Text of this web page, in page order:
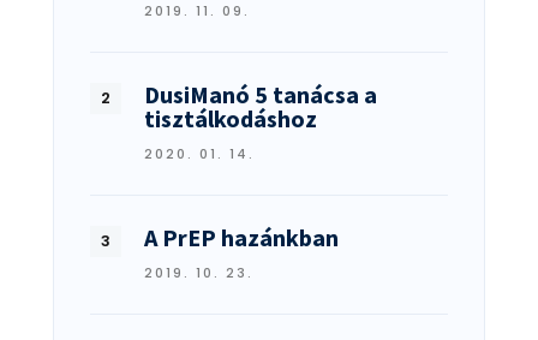
2019. 11. 09.
DusiManó 5 tanácsa a
tisztálkodáshoz
2020. 01. 14.
A PrEP hazánkban
2019. 10. 23.